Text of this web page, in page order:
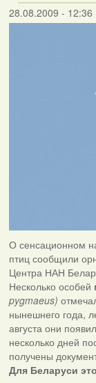
28.08.2009 - 12:36
О сенсационном
птиц сообщили
Центра НАН
Несколько особей
pygmaeus)
нынешнего года,
августа они
несколько дней
получены
Для Беларуси